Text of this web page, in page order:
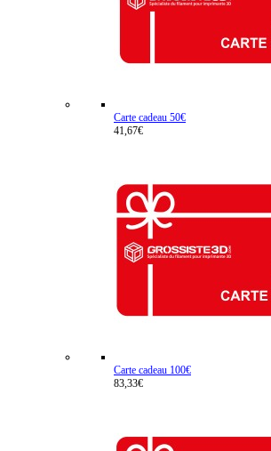
Carte cadeau 50€
41,67€
Carte cadeau 100€
83,33€